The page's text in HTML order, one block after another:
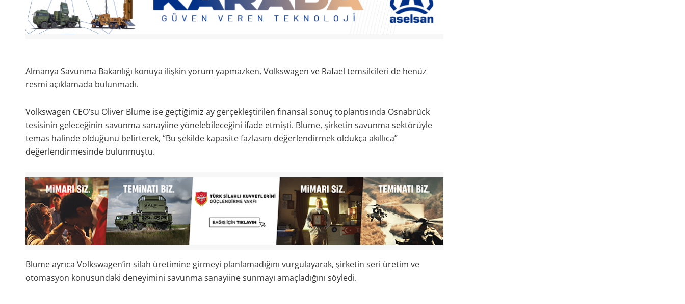
Almanya Savunma Bakanlığı konuya ilişkin yorum yapmazken, Volkswagen ve Rafael temsilcileri de henüz
resmi açıklamada bulunmadı.
Volkswagen CEO’su Oliver Blume ise geçtiğimiz ay gerçekleştirilen finansal sonuç toplantısında Osnabrück
tesisinin geleceğinin savunma sanayiine yönelebileceğini ifade etmişti. Blume, şirketin savunma sektörüyle
temas halinde olduğunu belirterek, “Bu şekilde kapasite fazlasını değerlendirmek oldukça akıllıca”
değerlendirmesinde bulunmuştu.
Blume ayrıca Volkswagen’in silah üretimine girmeyi planlamadığını vurgulayarak, şirketin seri üretim ve
otomasyon konusundaki deneyimini savunma sanayiine sunmayı amaçladığını söyledi.